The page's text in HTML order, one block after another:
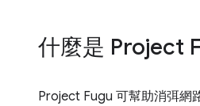
什麼是 Project
Project Fugu 可幫助消弭網